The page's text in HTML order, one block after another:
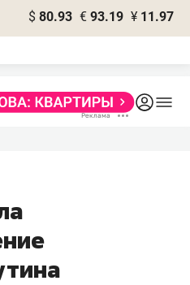
$ 80.93 € 93.19 ¥ 11.97